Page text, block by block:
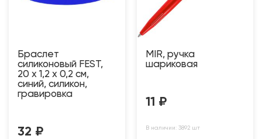
Браслет
силиконовый FEST,
20 x 1,2 x 0,2 см,
синий, силикон,
гравировка
32 ₽
MIR, ручка
шариковая
11 ₽
В наличии: 3892 шт